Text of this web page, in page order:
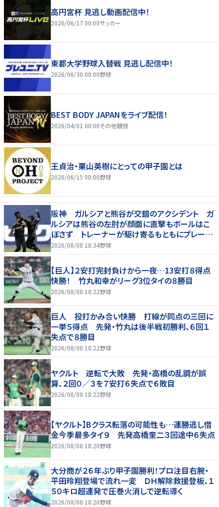
高円宮杯 見逃し動画配信中！
2026/06/17 00:00サッカー
東都大学野球入替戦 見逃し配信中！
2026/06/30 00:00野球
BEST BODY JAPANをライブ配信！
2026/04/01 00:00その他競技
王貞治・栗山英樹にとっての甲子園とは
2026/06/15 00:00野球
阪神 ガルシアと熊谷が交錯のアクシデント ガ
ルシアは熊谷の左肘が顔面に直撃もボールはこ
ぼさず トレーナーが駆け寄るもともにプレー続
行 直後に３連打食らう
2026/08/08 18:34野球
【巨人】２安打完封負けから一夜…13安打８得点
快勝！ 竹丸和幸がリーグ3位タイの８勝目
2026/08/08 18:22野球
巨人 投打かみ合い快勝 打線が同点の三回に
一挙５得点 先発・竹丸は後半戦初勝利、６回１
失点で８勝目
2026/08/08 18:22野球
ヤクルト 逆転で大敗 先発・高橋の乱調が誤
算、２回０／３を７安打６失点で６敗目
2026/08/08 18:22野球
【ヤクルト】Bクラス転落の可能性も…連勝逃し借
金今季最多タイ９ 先発高橋奎二３回途中６失点
2026/08/08 18:20野球
大分商が２６年ぶり甲子園勝利！プロ注目右腕・
平田玲翔登場で流れ一変 ＤＨ解除救援登板、１
５０キロ超連発で圧巻火消しで逆転導く
2026/08/08 18:20野球